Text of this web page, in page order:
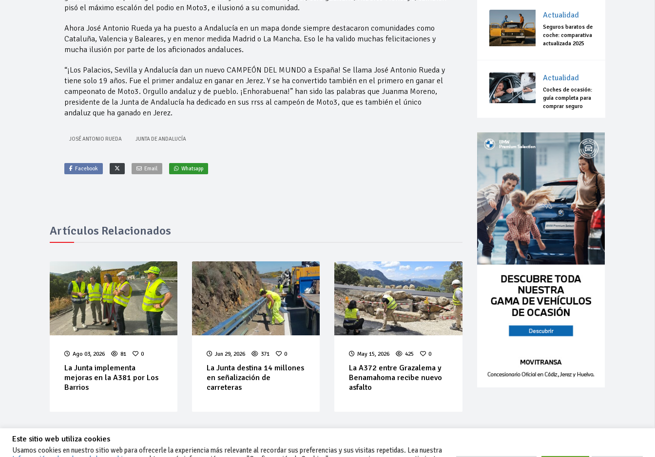
pisó el máximo escalón del podio en Moto3, e ilusionó a su comunidad.
Ahora José Antonio Rueda ya ha puesto a Andalucía en un mapa donde siempre destacaron comunidades como
Cataluña, Valencia y Baleares, y en menor medida Madrid o La Mancha. Eso le ha valido muchas felicitaciones y
mucha ilusión por parte de los aficionados andaluces.
“¡Los Palacios, Sevilla y Andalucía dan un nuevo CAMPEÓN DEL MUNDO a España! Se llama José Antonio Rueda y
tiene solo 19 años. Fue el primer andaluz en ganar en Jerez. Y se ha convertido también en el primero en ganar el
campeonato de Moto3. Orgullo andaluz y de pueblo. ¡Enhorabuena!” han sido las palabras que Juanma Moreno,
presidente de la Junta de Andalucía ha dedicado en sus rrss al campeón de Moto3, que es también el único
andaluz que ha ganado en Jerez.
JOSÉ ANTONIO RUEDA JUNTA DE ANDALUCÍA
Facebook Email Whatsapp
Artículos Relacionados
Ago 03, 2026 81 0
La Junta implementa
mejoras en la A381 por Los
Barrios
Jun 29, 2026 371 0
La Junta destina 14 millones
en señalización de
carreteras
May 15, 2026 425 0
La A372 entre Grazalema y
Benamahoma recibe nuevo
asfalto
Actualidad
Seguros baratos de
coche: comparativa
actualizada 2025
Actualidad
Coches de ocasión:
guía completa para
comprar seguro
Este sitio web utiliza cookies
Usamos cookies en nuestro sitio web para ofrecerle la experiencia más relevante al recordar sus preferencias y sus visitas repetidas. Lea nuestra